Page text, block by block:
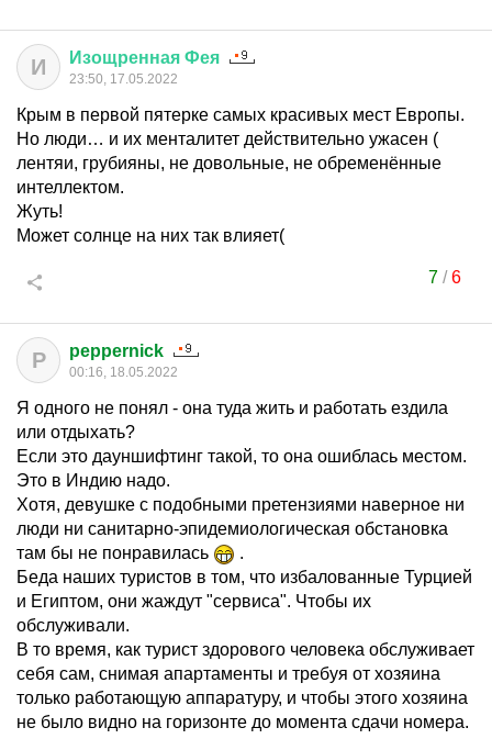
И Изощренная Фея
23:50, 17.05.2022
Крым в первой пятерке самых красивых мест Европы.
Но люди… и их менталитет действительно ужасен (
лентяи, грубияны, не довольные, не обременённые
интеллектом.
Жуть!
Может солнце на них так влияет(
7/6
P peppernick
00:16, 18.05.2022
Я одного не понял - она туда жить и работать ездила
или отдыхать?
Если это дауншифтинг такой, то она ошиблась местом.
Это в Индию надо.
Хотя, девушке с подобными претензиями наверное ни
люди ни санитарно-эпидемиологическая обстановка
там бы не понравилась
.
Беда наших туристов в том, что избалованные Турцией
и Египтом, они жаждут "сервиса". Чтобы их
обслуживали.
В то время, как турист здорового человека обслуживает
себя сам, снимая апартаменты и требуя от хозяина
только работающую аппаратуру, и чтобы этого хозяина
не было видно на горизонте до момента сдачи номера.